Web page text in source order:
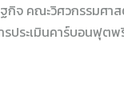
กิจ คณะวิศวกรรมศ
ประเมินคาร์บอนฟุตพ